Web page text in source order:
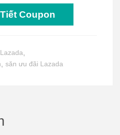
Coupon
,
, săn ưu đãi Lazada